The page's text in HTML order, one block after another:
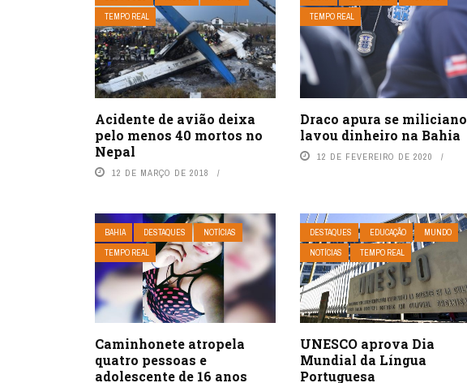
TEMPO REAL
Acidente de avião deixa
pelo menos 40 mortos no
Nepal
12 DE MARÇO DE 2018
TEMPO REAL
Draco apura se miliciano
lavou dinheiro na Bahia
12 DE FEVEREIRO DE 2020
BAHIA DESTAQUES
NOTÍCIAS
TEMPO REAL
Caminhonete atropela
quatro pessoas e
adolescente de 16 anos
DESTAQUES EDUCAÇÃO
MUNDO
NOTÍCIAS
TEMPO REAL
UNESCO aprova Dia
Mundial da Língua
Portuguesa